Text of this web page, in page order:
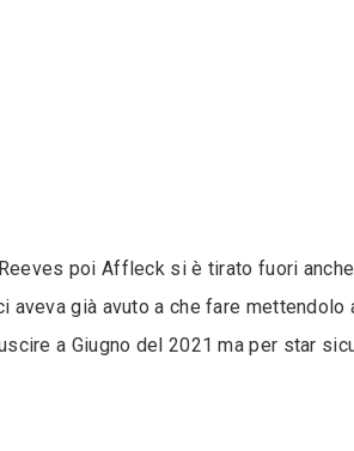
poi Affleck si è tirato fuori
già avuto a che fare mettendolo
a Giugno del 2021 ma per star